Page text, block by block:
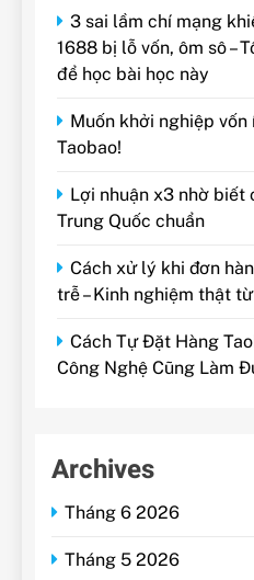
3 sai lầm chí mạng
1688 bị lỗ vốn, ôm sô –
để học bài học này
Muốn khởi nghiệp
Taobao!
Lợi nhuận x3 nhờ biết
Trung Quốc chuẩn
Cách xử lý khi đơn
trễ – Kinh nghiệm thật
Cách Tự Đặt Hàng
Công Nghệ Cũng Làm
Archives
Tháng 6 2026
Tháng 5 2026